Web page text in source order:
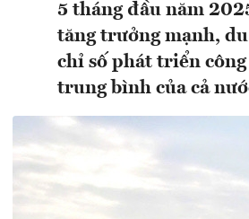
5 tháng đầu năm
tăng trưởng mạnh,
chỉ số phát triển
trung bình của cả